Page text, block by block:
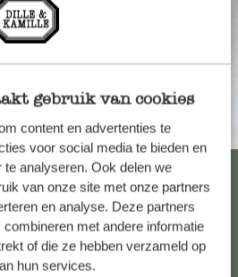
gebruik van cookies
content en advertenties te
voor social media te bieden en
analyseren. Ook delen we
van onze site met onze partners
en analyse. Deze partners
met andere informatie
of die ze hebben verzameld op
hun services.
proximité